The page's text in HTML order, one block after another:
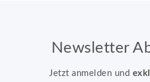
Newsletter
Jetzt anmelden und